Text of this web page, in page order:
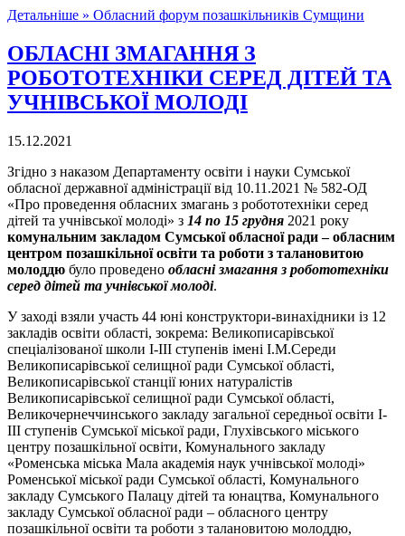
Детальніше » Обласний форум позашкільників Сумщини
ОБЛАСНІ ЗМАГАННЯ З
РОБОТОТЕХНІКИ СЕРЕД ДІТЕЙ ТА
УЧНІВСЬКОЇ МОЛОДІ
15.12.2021
Згідно з наказом Департаменту освіти і науки Сумської
обласної державної адміністрації від 10.11.2021 № 582-ОД
«Про проведення обласних змагань з робототехніки серед
дітей та учнівської молоді» з 14 по 15 грудня 2021 року
комунальним закладом Сумської обласної ради – обласним
центром позашкільної освіти та роботи з талановитою
молоддю було проведено обласні змагання з робототехніки
серед дітей та учнівської молоді.
У заході взяли участь 44 юні конструктори-винахідники із 12
закладів освіти області, зокрема: Великописарівської
спеціалізованої школи І-ІІІ ступенів імені І.М.Середи
Великописарівської селищної ради Сумської області,
Великописарівської станції юних натуралістів
Великописарівської селищної ради Сумської області,
Великочернеччинського закладу загальної середньої освіти І-
ІІІ ступенів Сумської міської ради, Глухівського міського
центру позашкільної освіти, Комунального закладу
«Роменська міська Мала академія наук учнівської молоді»
Роменської міської ради Сумської області, Комунального
закладу Сумського Палацу дітей та юнацтва, Комунального
закладу Сумської обласної ради – обласного центру
позашкільної освіти та роботи з талановитою молоддю,